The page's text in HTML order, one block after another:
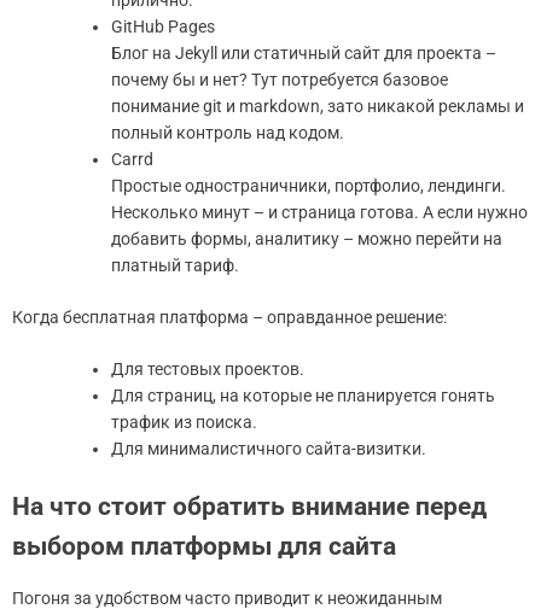
GitHub Pages
Блог на Jekyll или статичный сайт для проекта –
почему бы и нет? Тут потребуется базовое
понимание git и markdown, зато никакой рекламы и
полный контроль над кодом.
Carrd
Простые одностраничники, портфолио, лендинги.
Несколько минут – и страница готова. А если нужно
добавить формы, аналитику – можно перейти на
платный тариф.
Когда бесплатная платформа – оправданное решение:
Для тестовых проектов.
Для страниц, на которые не планируется гонять
трафик из поиска.
Для минималистичного сайта-визитки.
На что стоит обратить внимание перед
выбором платформы для сайта
Погоня за удобством часто приводит к неожиданным